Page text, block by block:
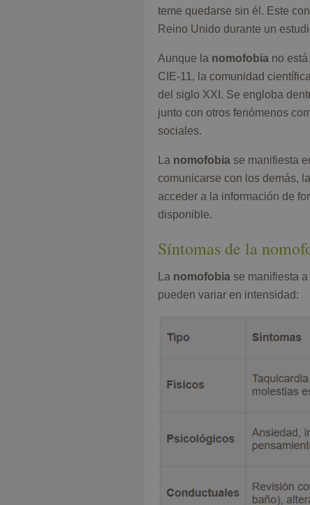
teme quedarse sin él. Este
Reino Unido durante un
Aunque la nomofobia no
CIE-11, la comunidad
del siglo XXI. Se engloba
junto con otros fenómenos
sociales.
La nomofobia se manifiesta
comunicarse con los demás,
acceder a la información de
disponible.
Síntomas de la
La nomofobia se manifiesta
pueden variar en intensidad: